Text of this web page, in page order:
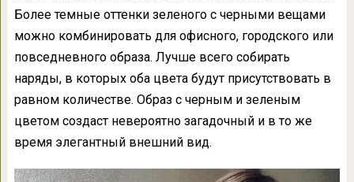
Более темные оттенки зеленого с черными вещами
можно комбинировать для офисного, городского или
повседневного образа. Лучше всего собирать
наряды, в которых оба цвета будут присутствовать в
равном количестве. Образ с черным и зеленым
цветом создаст невероятно загадочный и в то же
время элегантный внешний вид.